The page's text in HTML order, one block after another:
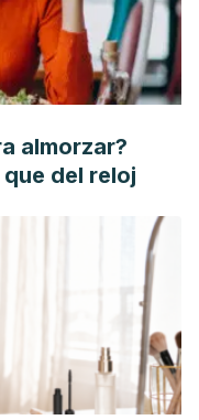
almorzar?
del reloj